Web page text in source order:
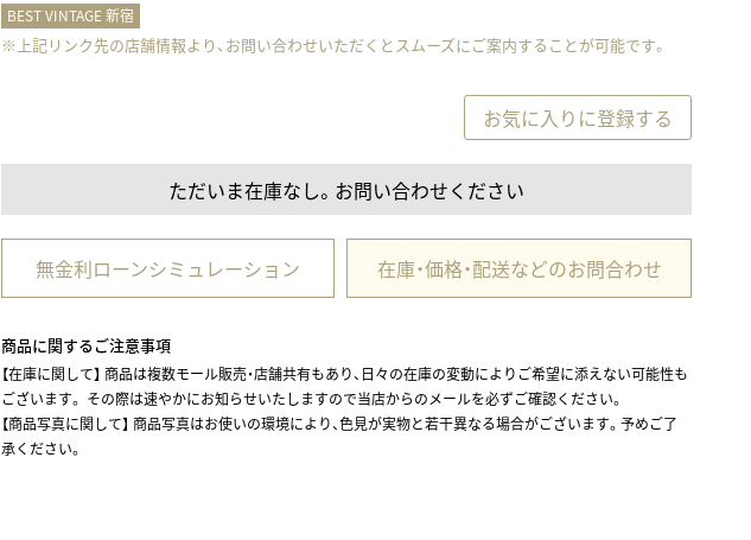
BEST VINTAGE 新宿
※上記リンク先の店舗情報より、お問い合わせいただくとスムーズにご案内することが可能です。
お気に入りに登録する
ただいま在庫なし。お問い合わせください
無金利ローンシミュレーション 在庫・価格・配送などのお問合わせ
商品に関するご注意事項
【在庫に関して】 商品は複数モール販売・店舗共有もあり、日々の在庫の変動によりご希望に添えない可能性も
ございます。 その際は速やかにお知らせいたしますので当店からのメールを必ずご確認ください。
【商品写真に関して】 商品写真はお使いの環境により、色見が実物と若干異なる場合がございます。予めご了
承ください。